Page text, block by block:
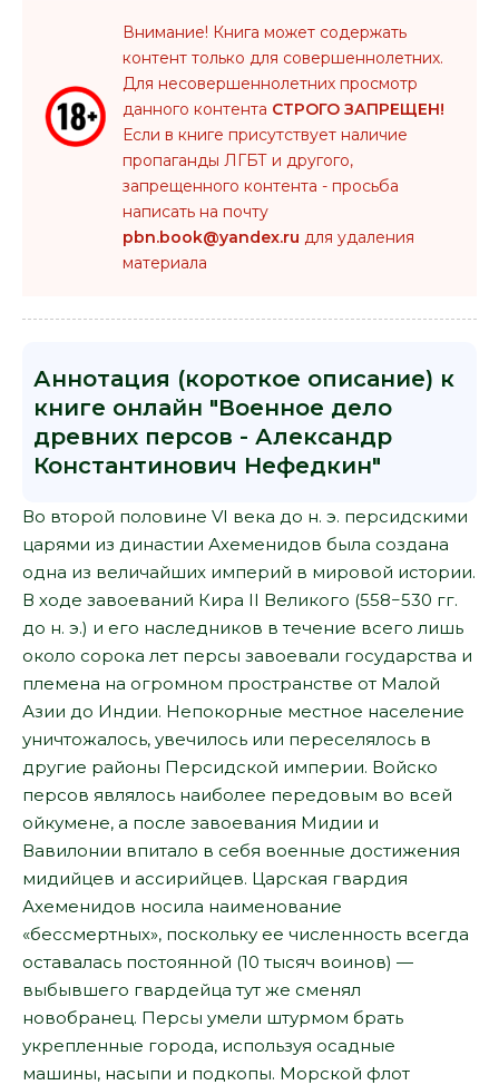
Внимание! Книга может содержать
контент только для совершеннолетних.
Для несовершеннолетних просмотр
данного контента СТРОГО ЗАПРЕЩЕН!
Если в книге присутствует наличие
пропаганды ЛГБТ и другого,
запрещенного контента - просьба
написать на почту
pbn.book@yandex.ru для удаления
материала
Аннотация (короткое описание) к
книге онлайн "Военное дело
древних персов - Александр
Константинович Нефедкин"
Во второй половине VI века до н. э. персидскими
царями из династии Ахеменидов была создана
одна из величайших империй в мировой истории.
В ходе завоеваний Кира II Великого (558−530 гг.
до н. э.) и его наследников в течение всего лишь
около сорока лет персы завоевали государства и
племена на огромном пространстве от Малой
Азии до Индии. Непокорные местное население
уничтожалось, увечилось или переселялось в
другие районы Персидской империи. Войско
персов являлось наиболее передовым во всей
ойкумене, а после завоевания Мидии и
Вавилонии впитало в себя военные достижения
мидийцев и ассирийцев. Царская гвардия
Ахеменидов носила наименование
«бессмертных», поскольку ее численность всегда
оставалась постоянной (10 тысяч воинов) —
выбывшего гвардейца тут же сменял
новобранец. Персы умели штурмом брать
укрепленные города, используя осадные
машины, насыпи и подкопы. Морской флот